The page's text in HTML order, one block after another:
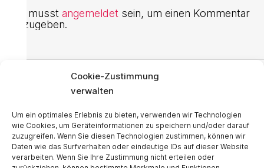
Cookie-Zustimmung
verwalten
Um ein optimales Erlebnis zu bieten, verwenden wir Technologien
wie Cookies, um Geräteinformationen zu speichern und/oder darauf
zuzugreifen. Wenn Sie diesen Technologien zustimmen, können wir
Daten wie das Surfverhalten oder eindeutige IDs auf dieser Website
verarbeiten. Wenn Sie Ihre Zustimmung nicht erteilen oder
Du musst angemeldet sein, um einen Kommentar
abzugeben.
KONTAKT
STATTWERK-STUTTGART GmbH
Gutbrodstraße 37